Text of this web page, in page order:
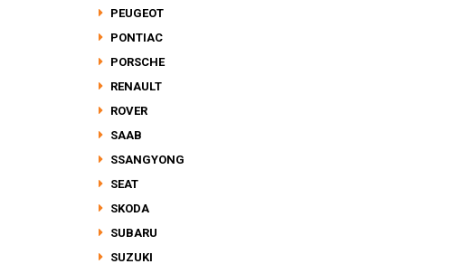
PEUGEOT
PONTIAC
PORSCHE
RENAULT
ROVER
SAAB
SSANGYONG
SEAT
SKODA
SUBARU
SUZUKI